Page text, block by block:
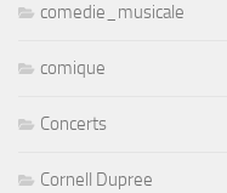
comedie_musicale
comique
Concerts
Cornell Dupree